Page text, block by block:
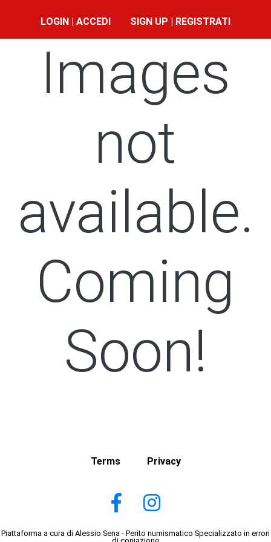
LOGIN | ACCEDI SIGN UP | REGISTRATI
Images
not
available.
Coming
Soon!
Terms Privacy
Piattaforma a cura di Alessio Sena - Perito numismatico Specializzato in errori